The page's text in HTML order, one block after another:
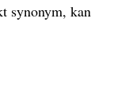
synonym, kan